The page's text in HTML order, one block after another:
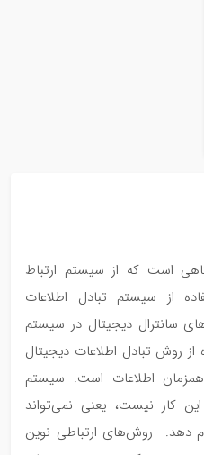
است که از سیستم ارتباط
از سیستم تبادل اطلاعات
سانترال دیجیتال در سیستم
روش تبادل اطلاعات دیجیتال
همزمان اطلاعات است. سیستم
این کار نیست، یعنی نمی‌تواند
دهد. روش‌های ارتباطی نوین